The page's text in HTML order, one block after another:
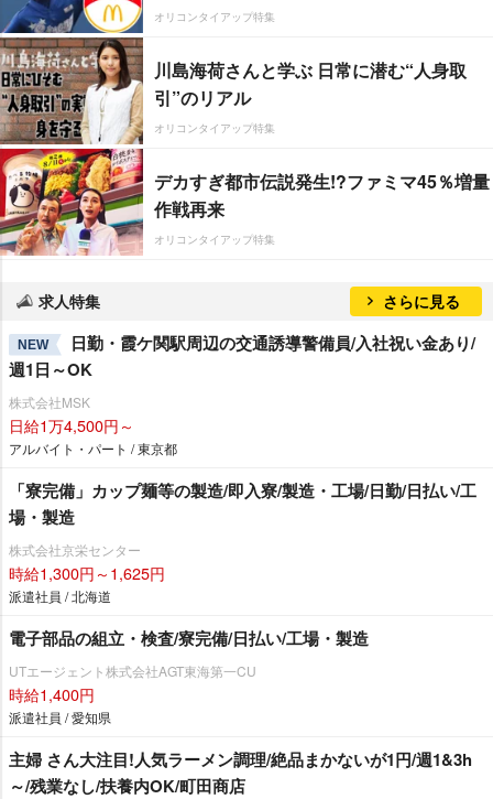
オリコンタイアップ特集
川島海荷さんと学ぶ 日常に潜む“人身取
引”のリアル
オリコンタイアップ特集
デカすぎ都市伝説発生!?ファミマ45％増量
作戦再来
オリコンタイアップ特集
求人特集 さらに見る
NEW
日勤・霞ケ関駅周辺の交通誘導警備員/入社祝い金あり/
週1日～OK
株式会社MSK
日給1万4,500円～
アルバイト・パート / 東京都
「寮完備」カップ麺等の製造/即入寮/製造・工場/日勤/日払い/工
場・製造
株式会社京栄センター
時給1,300円～1,625円
派遣社員 / 北海道
電子部品の組立・検査/寮完備/日払い/工場・製造
UTエージェント株式会社AGT東海第一CU
時給1,400円
派遣社員 / 愛知県
主婦 さん大注目!人気ラーメン調理/絶品まかないが1円/週1&3h
～/残業なし/扶養内OK/町田商店